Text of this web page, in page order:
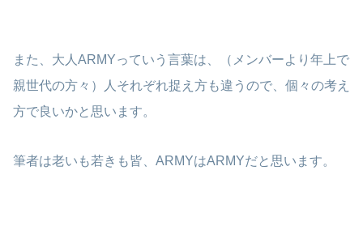
また、大人ARMYっていう言葉は、（メンバーより年上で
親世代の方々）人それぞれ捉え方も違うので、個々の考え
方で良いかと思います。
筆者は老いも若きも皆、ARMYはARMYだと思います。